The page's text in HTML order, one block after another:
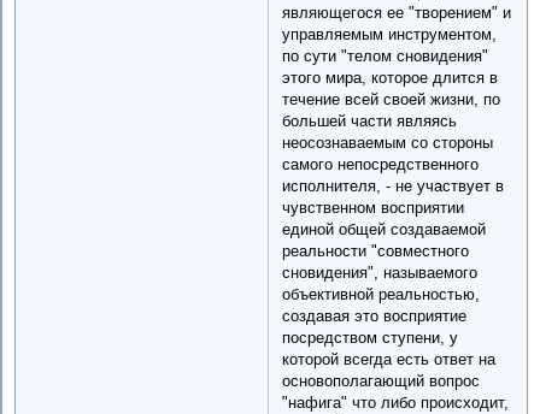
являющегося ее "творением" и
управляемым инструментом,
по сути "телом сновидения"
этого мира, которое длится в
течение всей своей жизни, по
большей части являясь
неосознаваемым со стороны
самого непосредственного
исполнителя, - не участвует в
чувственном восприятии
единой общей создаваемой
реальности "совместного
сновидения", называемого
объективной реальностью,
создавая это восприятие
посредством ступени, у
которой всегда есть ответ на
основополагающий вопрос
"нафига" что либо происходит,